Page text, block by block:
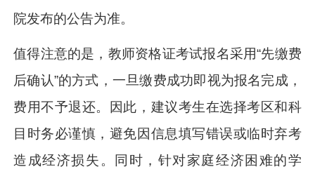
院发布的公告为准。
值得注意的是，教师资格证考试报名采用“先缴费
后确认”的方式，一旦缴费成功即视为报名完成，
费用不予退还。因此，建议考生在选择考区和科
目时务必谨慎，避免因信息填写错误或临时弃考
造成经济损失。同时，针对家庭经济困难的学